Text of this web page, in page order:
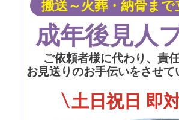
搬送～火葬・納骨まで
成年後見人
ご依頼者様に代わり、責
お見送りのお手伝いをさせて
土日祝日 即